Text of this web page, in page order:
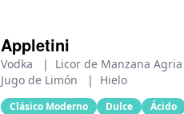
Appletini
Vodka | Licor de Manzana Agria
Jugo de Limón
| Hielo
Clásico Moderno Dulce Ácido